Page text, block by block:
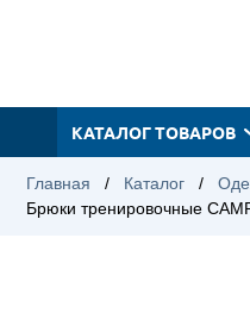
КАТАЛОГ ТОВАРОВ
Главная / Каталог /
Брюки тренировочные